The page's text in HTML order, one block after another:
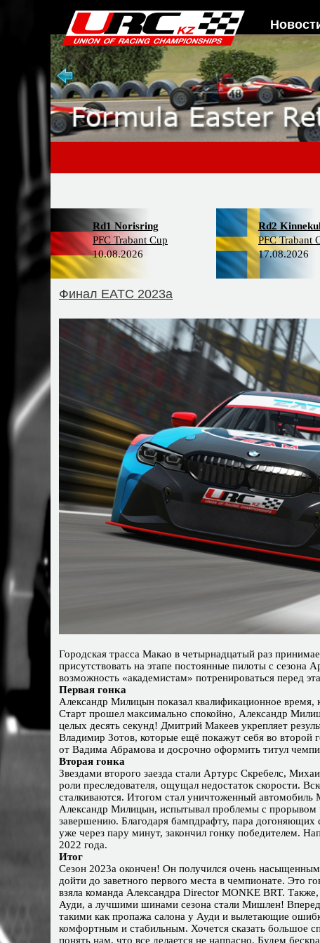
Rd1 Norisring
PFC Trabant Cup
10.08.2026
Rd2
PFC Trabant
17.08.2026
Финал EATC 2023a
Городская трасса Макао в четырнадцатый раз
присутствовать на этапе постоянные пилоты c
возможность «академистам» потренироваться перед
Первая гонка
Александр Милицын показал квалификационное
Старт прошел максимально спокойно, Александр
целых десять секунд! Дмитрий Макеев укрепляет
Владимир Зотов, которые ещё покажут себя во второй
от Вадима Абрамова и досрочно оформить титул
Вторая гонка
Звездами второго заезда стали Артурс Скребелс,
роли преследователя, ощущал недостаток скорости.
сталкиваются. Итогом стал уничтоженный
Александр Милицын, испытывал проблемы с прорывом
завершению. Благодаря бампдрафту, пара
уже через пару минут, закончил гонку победителем.
2022 года.
Итог
Сезон 2023а окончен! Он получился очень
дойти до заветного первого места в чемпионате. Это
взяла команда Александра Director MONKE BRT.
Ауди, а лучшими шинами сезона стали Мишлен!
такими как пропажа салона у Ауди и вылетающие
комфортным и стабильным. Хочется сказать большое
понять нам, что все делается не напрасно. Будем